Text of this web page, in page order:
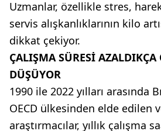
Uzmanlar, özellikle stres,
servis alışkanlıklarının kilo
dikkat çekiyor.
ÇALIŞMA SÜRESİ
DÜŞÜYOR
1990 ile 2022 yılları arasında
OECD ülkesinden elde edilen
araştırmacılar, yıllık çalışma